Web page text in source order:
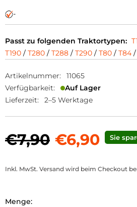
-
Passt zu folgenden Traktortypen:
T190 / T280 / T288 / T290 / T80 / T84 /
Artikelnummer:
11065
Verfügbarkeit:
Auf Lager
Lieferzeit:
2–5 Werktage
€7,90 €6,90 Sie
Inkl. MwSt. Versand wird beim Checkout
Menge: